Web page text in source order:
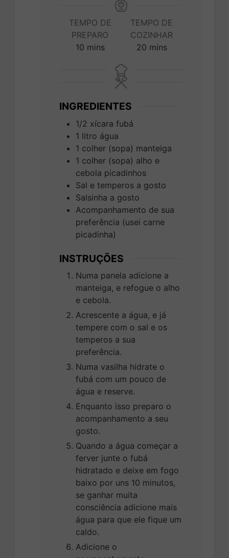
TEMPO DE
PREPARO
10minutes
mins
TEMPO DE
COZINHAR
20minutes
mins
INGREDIENTES
1/2 xícara fubá
1 litro água
1 colher (sopa) manteiga
1 colher (sopa) alho e
cebola picadinhos
Sal e temperos a gosto
Salsinha a gosto
Acompanhamento de sua
preferência (usei carne
picadinha)
INSTRUÇÕES
Numa panela adicione a
manteiga, e refogue o alho
e cebola.
Acrescente a água, e já
tempere com o sal e os
temperos a sua
preferência.
Numa vasilha hidrate o
fubá com um pouco de
água e reserve.
Enquanto isso preparo o
acompanhamento a seu
gosto.
Quando a água começar a
ferver junte o fubá
hidratado e deixe em fogo
baixo por uns 10 minutos,
se ganhar muita
consciência adicione mais
água para que ele fique um
caldo.
Adicione o